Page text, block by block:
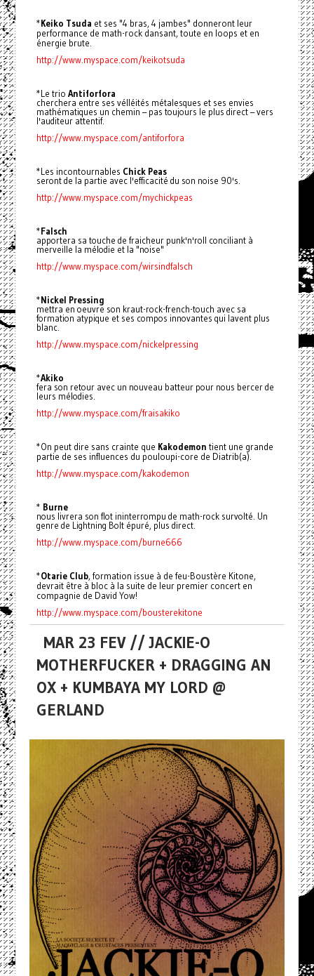
*Keiko Tsuda et ses "4 bras, 4 jambes" donneront leur
performance de math-rock dansant, toute en loops et en
énergie brute.
http://www.myspace.com/keikotsuda
*Le trio Antiforfora
cherchera entre ses vélléités métalesques et ses envies
mathématiques un chemin – pas toujours le plus direct – vers
l'auditeur attentif.
http://www.myspace.com/antiforfora
*Les incontournables Chick Peas
seront de la partie avec l'efficacité du son noise 90's.
http://www.myspace.com/mychickpeas
*Falsch
apportera sa touche de fraicheur punk'n'roll conciliant à
merveille la mélodie et la "noise"
http://www.myspace.com/wirsindfalsch
*Nickel Pressing
mettra en oeuvre son kraut-rock-french-touch avec sa
formation atypique et ses compos innovantes qui lavent plus
blanc.
http://www.myspace.com/nickelpressing
*Akiko
fera son retour avec un nouveau batteur pour nous bercer de
leurs mélodies.
http://www.myspace.com/fraisakiko
*On peut dire sans crainte que Kakodemon tient une grande
partie de ses influences du pouloupi-core de Diatrib(a).
http://www.myspace.com/kakodemon
* Burne
nous livrera son flot ininterrompu de math-rock survolté. Un
genre de Lightning Bolt épuré, plus direct.
http://www.myspace.com/burne666
*Otarie Club, formation issue à de feu-Boustère Kitone,
devrait être à bloc à la suite de leur premier concert en
compagnie de David Yow!
http://www.myspace.com/bousterekitone
MAR 23 FEV // JACKIE-O
MOTHERFUCKER + DRAGGING AN
OX + KUMBAYA MY LORD @
GERLAND